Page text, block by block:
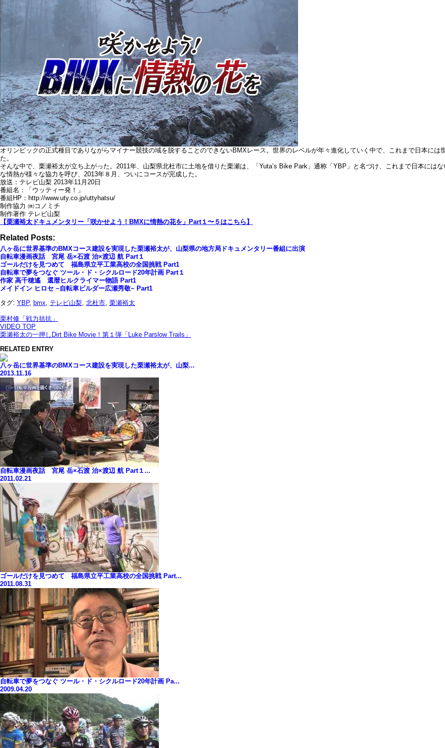
オリンピックの正式種目でありながらマイナー競技の域を脱することのできないBMXレース。世界のレベルが年々進化していく中で、これまで日本に
た。
そんな中で、栗瀬裕太が立ち上がった。2011年、山梨県北杜市に土地を借りた栗瀬は、「Yuta’s Bike Park」通称「YBP」と名づけ、これまで日本には
な情熱が様々な協力を呼び、2013年８月、ついにコースが完成した。
放送：テレビ山梨 2013年11月20日
番組名：「ウッティー発！」
番組HP：http://www.uty.co.jp/uttyhatsu/
制作協力 ㈱コノミチ
制作著作 テレビ山梨
【栗瀬裕太ドキュメンタリー「咲かせよう！BMXに情熱の花を」Part１〜５はこちら】
Related Posts:
八ヶ岳に世界基準のBMXコース建設を実現した栗瀬裕太が、山梨県の地方局ドキュメンタリー番組に出演
自転車漫画夜話 宮尾 岳×石渡 治×渡辺 航 Part１
ゴールだけを見つめて 福島県立平工業高校の全国挑戦 Part1
自転車で夢をつなぐ ツール・ド・シクルロード20年計画 Part１
作家 高千穂遙 還暦ヒルクライマー物語 Part1
メイドイン ヒロセ ~自転車ビルダー広瀬秀敬~ Part1
タグ: YBP, bmx, テレビ山梨, 北杜市, 栗瀬裕太
栗村修「戦力拮抗」
VIDEO TOP
栗瀬裕太の一押しDirt Bike Movie！第１弾「Luke Parslow Trails」
RELATED ENTRY
八ヶ岳に世界基準のBMXコース建設を実現した栗瀬裕太が、山梨...
2013.11.16
自転車漫画夜話 宮尾 岳×石渡 治×渡辺 航 Part１...
2011.02.21
ゴールだけを見つめて 福島県立平工業高校の全国挑戦 Part...
2011.08.31
自転車で夢をつなぐ ツール・ド・シクルロード20年計画 Pa...
2009.04.20